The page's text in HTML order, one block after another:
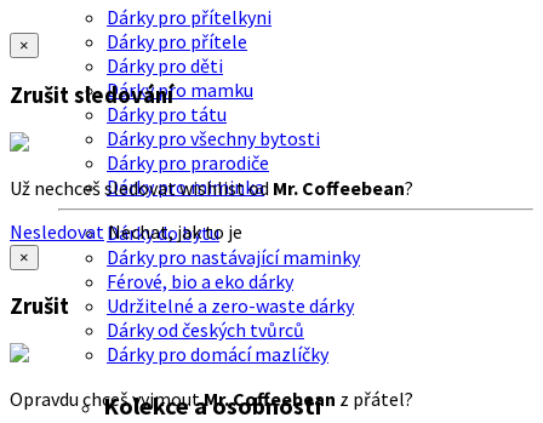
Dárky pro přítelkyni
Dárky pro přítele
Dárky pro děti
Dárky pro mamku
Dárky pro tátu
Dárky pro všechny bytosti
Dárky pro prarodiče
Dárky pro miminka
Dárky do bytu
Dárky pro nastávající maminky
Férové, bio a eko dárky
Udržitelné a zero-waste dárky
Dárky od českých tvůrců
Dárky pro domácí mazlíčky
Kolekce a osobnosti
×
Zrušit sledování
Už nechceš sledovat wishlist od Mr. Coffeebean?
Nesledovat Nechat, jak to je
×
Zrušit
Opravdu chceš vyjmoutMr. Coffeebean z přátel?